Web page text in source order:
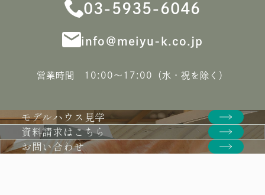
03-5935-6046
info＠meiyu-k.co.jp
営業時間 10:00〜17:00（水・祝を除く）
モデルハウス見学
資料請求はこちら
お問い合わせ